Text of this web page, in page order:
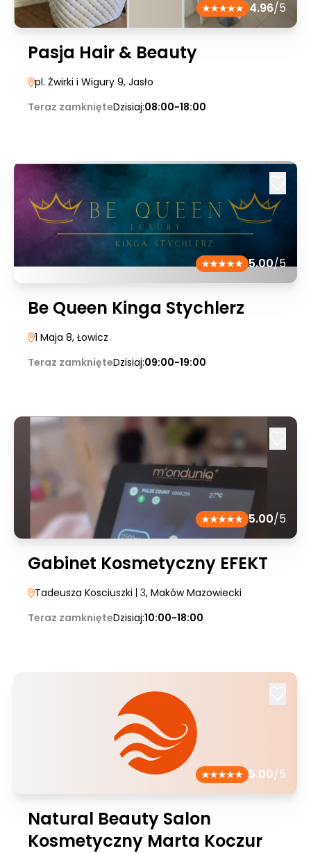
4.96/5
Pasja Hair & Beauty
pl. Żwirki i Wigury 9, Jasło
Teraz zamknięteDzisiaj:08:00-18:00
5.00/5
Be Queen Kinga Stychlerz
1 Maja 8, Łowicz
Teraz zamknięteDzisiaj:09:00-19:00
5.00/5
Gabinet Kosmetyczny EFEKT
Tadeusza Kosciuszki | 3, Maków Mazowiecki
Teraz zamknięteDzisiaj:10:00-18:00
5.00/5
Natural Beauty Salon
Kosmetyczny Marta Koczur